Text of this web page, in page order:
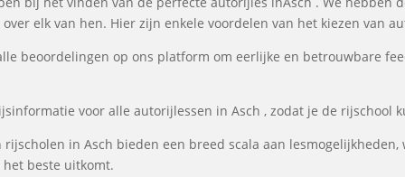
elk van hen. Hier zijn enkele voordelen van het kiezen van
beoordelingen op ons platform om eerlijke en betrouwbare
voor alle autorijlessen in Asch , zodat je de rijschool
in Asch bieden een breed scala aan
beste uitkomt.